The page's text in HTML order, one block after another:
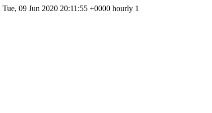
09 Jun 2020 20:11:55 +0000 hourly 1